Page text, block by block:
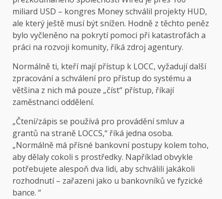
miliard USD – kongres Money schválil projekty HUD,
ale který ještě musí být snížen. Hodně z těchto peněz
bylo vyčleněno na pokrytí pomoci při katastrofách a
práci na rozvoji komunity, říká zdroj agentury.
Normálně ti, kteří mají přístup k LOCC, vyžadují další
zpracování a schválení pro přístup do systému a
většina z nich má pouze „číst“ přístup, říkají
zaměstnanci oddělení.
„Čtení/zápis se používá pro provádění smluv a
grantů na straně LOCCS,“ říká jedna osoba.
„Normálně má přísné bankovní postupy kolem toho,
aby dělaly cokoli s prostředky. Například obvykle
potřebujete alespoň dva lidi, aby schválili jakákoli
rozhodnutí – zařazeni jako u bankovníků ve fyzické
bance. “